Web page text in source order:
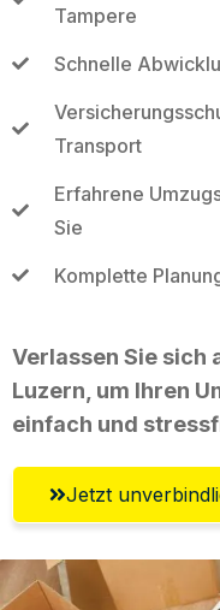
Tampere
Schnelle
Transport
Erfahrene
Sie
Komplette
Verlassen Sie sich
Luzern, um Ihren
einfach und
Jetzt